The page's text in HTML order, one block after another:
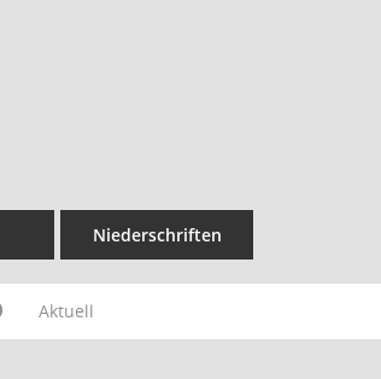
Niederschriften
Aktuell